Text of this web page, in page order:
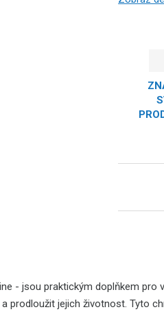
- jsou praktickým doplňkem
prodloužit jejich životnost. Tyto